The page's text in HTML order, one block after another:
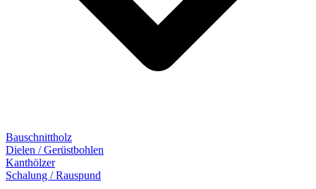
Bauschnittholz
Dielen / Gerüstbohlen
Kanthölzer
Schalung / Rauspund